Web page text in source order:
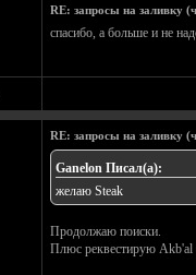
RE: запросы на заливку
спасибо, а больше и не
RE: запросы на заливку
Ganelon Писал(а):
желаю Steak
Продолжаю поиски.
Плюс реквестирую Akb'al